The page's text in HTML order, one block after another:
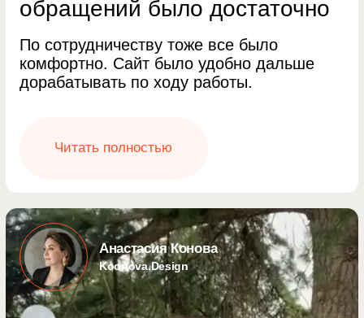
© 2022-2026 Все права защищены
Согласие на обработку персональных данных
Наверх
Самозанятый Залялютдинов А.А.